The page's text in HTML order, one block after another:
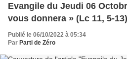
Evangile du Jeudi 06
vous donnera » (Lc 11, 5-13)
Publié le 06/10/2022 à 05:34
Par Parti de Zéro